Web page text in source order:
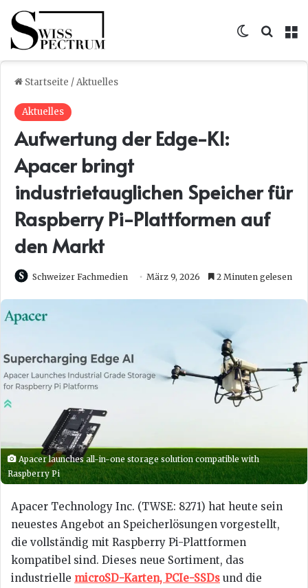
Skin
Startseite /Aktuelles
Aktuelles
Aufwertung der Edge-KI:
Apacer bringt
industrietauglichen Speicher für
Raspberry Pi-Plattformen auf
den Markt
Schweizer Fachmedien März 9, 2026 2 Minuten gelesen
Apacer launches all-in-one storage solution compatible with
Raspberry Pi
Apacer Technology Inc. (TWSE: 8271) hat heute sein
neuestes Angebot an Speicherlösungen vorgestellt,
die vollständig mit Raspberry Pi-Plattformen
kompatibel sind. Dieses neue Sortiment, das
industrielle microSD-Karten, PCIe-SSDs und die